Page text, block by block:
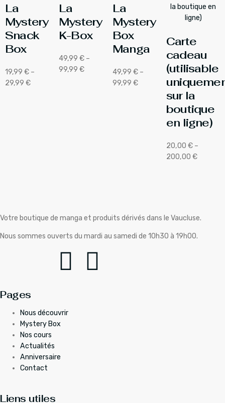
La
Mystery
Snack
Box
19,99 € –
29,99 €
La
Mystery
K-Box
49,99 € –
99,99 €
La
Mystery
Box
Manga
49,99 € –
99,99 €
Carte
cadeau
(utilisable
sur la
boutique
en ligne)
20,00 € –
200,00 €
Votre boutique de manga et produits dérivés dans le Vaucluse.
Nous sommes ouverts du mardi au samedi de 10h30 à 19h00.
Pages
Nous découvrir
Mystery Box
Nos cours
Actualités
Anniversaire
Contact
Liens utiles